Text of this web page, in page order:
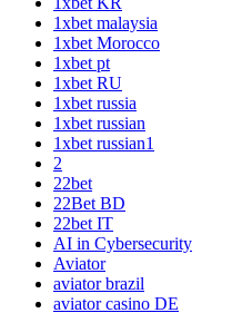
1xbet malaysia
1xbet Morocco
1xbet pt
1xbet RU
1xbet russia
1xbet russian
1xbet russian1
2
22bet
22Bet BD
22bet IT
AI in Cybersecurity
Aviator
aviator brazil
aviator casino DE